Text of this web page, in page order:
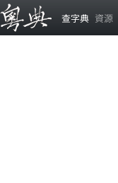
查字典 資源